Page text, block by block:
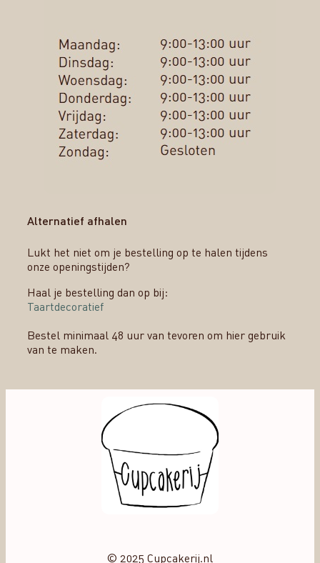
Alternatief afhalen
Lukt het niet om je bestelling op te halen tijdens
onze openingstijden?
Haal je bestelling dan op bij:
Taartdecoratief
Bestel minimaal 48 uur van tevoren om hier gebruik
van te maken.
© 2025 Cupcakerij.nl